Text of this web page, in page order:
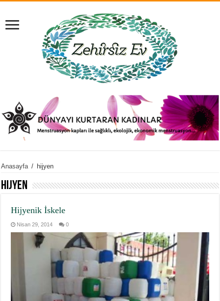
Anasayfa / hijyen
hijyen
Hijyenik İskele
Nisan 29, 2014 0